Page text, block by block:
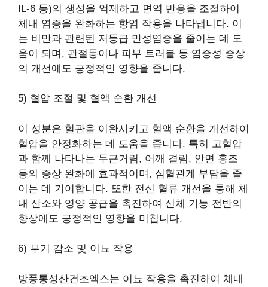
IL-6 등)의 생성을 억제하고 면역 반응을 조절하여
체내 염증을 완화하는 항염 작용을 나타냅니다. 이
는 비만과 관련된 저등급 만성염증을 줄이는 데 도
움이 되며, 관절통이나 피부 트러블 등 염증성 증상
의 개선에도 긍정적인 영향을 줍니다.
5) 혈압 조절 및 혈액 순환 개선
이 성분은 혈관을 이완시키고 혈액 순환을 개선하여
혈압을 안정화하는 데 도움을 줍니다. 특히 고혈압
과 함께 나타나는 두근거림, 어깨 결림, 안면 홍조
등의 증상 완화에 효과적이며, 심혈관계 부담을 줄
이는 데 기여합니다. 또한 전신 혈류 개선을 통해 체
내 산소와 영양 공급을 촉진하여 신체 기능 전반의
향상에도 긍정적인 영향을 미칩니다.
6) 부기 감소 및 이뇨 작용
방풍통성산건조엑스는 이뇨 작용을 촉진하여 체내